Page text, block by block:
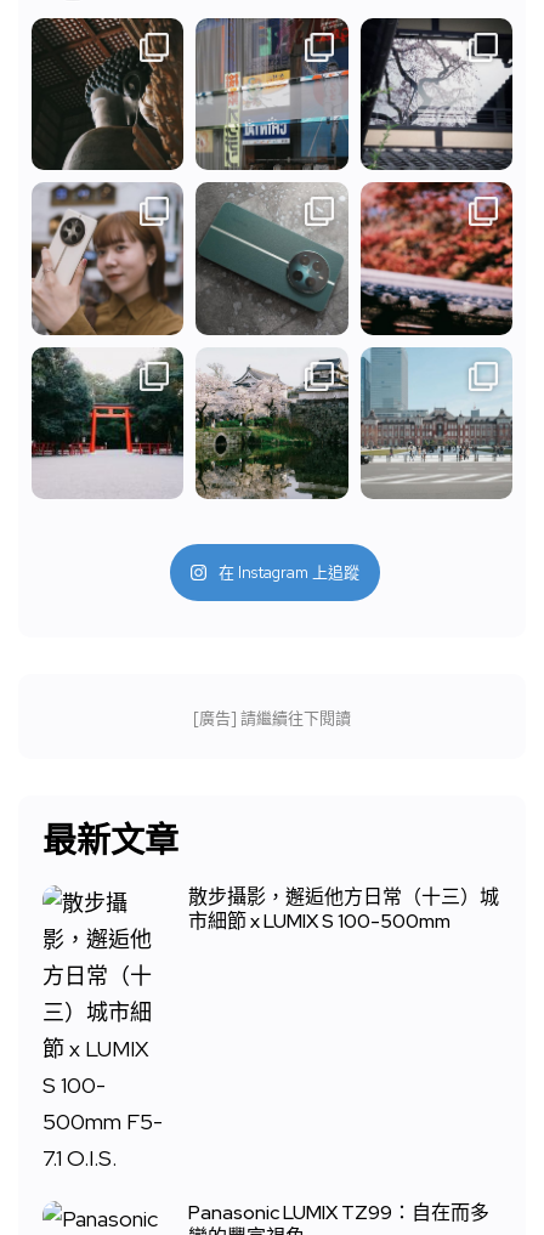
在 Instagram 上追蹤
[廣告] 請繼續往下閱讀
最新文章
散步攝影，邂逅他方日常（十三）城
市細節 x LUMIX S 100-500mm
Panasonic LUMIX TZ99：自在而多